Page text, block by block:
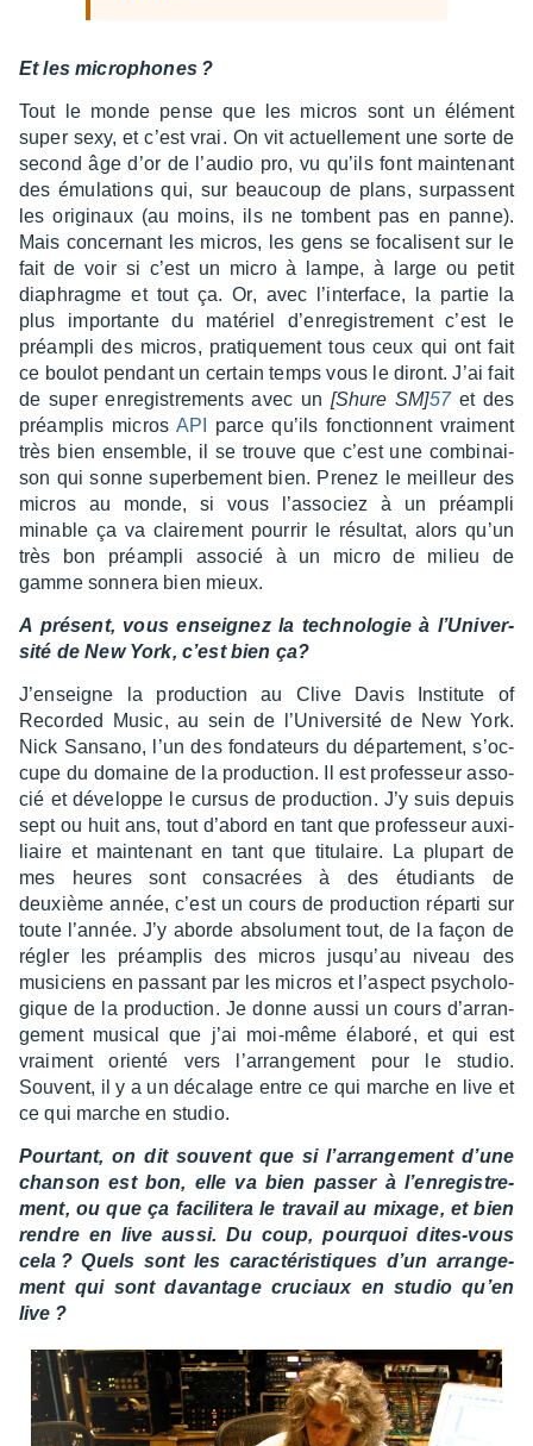
Et les micro­phones ?
Tout le monde pense que les micros sont un élément
super sexy, et c’est vrai. On vit actuel­le­ment une sorte de
second âge d’or de l’au­dio pro, vu qu’ils font main­te­nant
des émula­tions qui, sur beau­coup de plans, surpassent
les origi­naux (au moins, ils ne tombent pas en panne).
Mais concer­nant les micros, les gens se foca­lisent sur le
fait de voir si c’est un micro à lampe, à large ou petit
diaphragme et tout ça. Or, avec l’in­ter­face, la partie la
plus impor­tante du maté­riel d’en­re­gis­tre­ment c’est le
préam­pli des micros, pratique­ment tous ceux qui ont fait
ce boulot pendant un certain temps vous le diront. J’ai fait
de super enre­gis­tre­ments avec un [Shure SM]57et des
préam­plis micros API
parce qu’ils fonc­tionnent vrai­ment
très bien ensemble, il se trouve que c’est une combi­nai­
son qui sonne super­be­ment bien. Prenez le meilleur des
micros au monde, si vous l’as­so­ciez à un préam­pli
minable ça va clai­re­ment pour­rir le résul­tat, alors qu’un
très bon préam­pli asso­cié à un micro de milieu de
gamme sonnera bien mieux.
A présent, vous ensei­gnez la tech­no­lo­gie à l’Uni­ver­
sité de New York, c’est bien ça?
J’en­seigne la produc­tion au Clive Davis Insti­tute of
Recor­ded Music, au sein de l’Uni­ver­sité de New York.
Nick Sansano, l’un des fonda­teurs du dépar­te­ment, s’oc­
cupe du domaine de la produc­tion. Il est profes­seur asso­
cié et déve­loppe le cursus de produc­tion. J’y suis depuis
sept ou huit ans, tout d’abord en tant que profes­seur auxi­
liaire et main­te­nant en tant que titu­laire. La plupart de
mes heures sont consa­crées à des étudiants de
deuxième année, c’est un cours de produc­tion réparti sur
toute l’an­née. J’y aborde abso­lu­ment tout, de la façon de
régler les préam­plis des micros jusqu’au niveau des
musi­ciens en passant par les micros et l’as­pect psycho­lo­
gique de la produc­tion. Je donne aussi un cours d’ar­ran­
ge­ment musi­cal que j’ai moi-même élaboré, et qui est
vrai­ment orienté vers l’ar­ran­ge­ment pour le studio.
Souvent, il y a un déca­lage entre ce qui marche en live et
ce qui marche en studio.
Pour­tant, on dit souvent que si l’ar­ran­ge­ment d’une
chan­son est bon, elle va bien passer à l’en­re­gis­tre­
ment, ou que ça faci­li­tera le travail au mixage, et bien
rendre en live aussi. Du coup, pourquoi dites-vous
cela ? Quels sont les carac­té­ris­tiques d’un arran­ge­
ment qui sont davan­tage cruciaux en studio qu’en
live ?